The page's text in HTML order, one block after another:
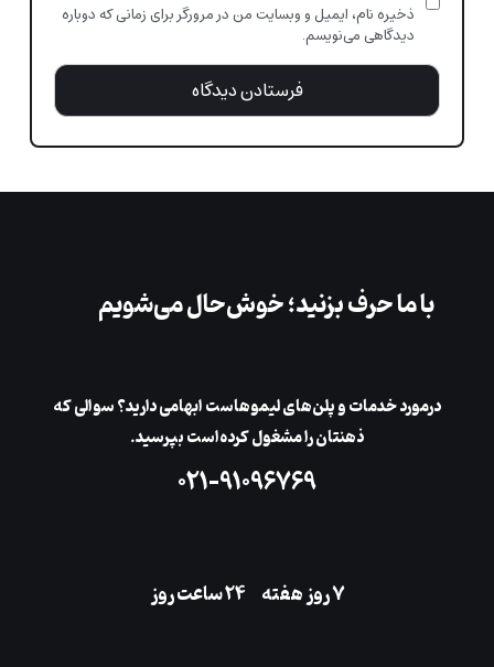
ذخیره نام، ایمیل و وبسایت من در مرورگر برای زمانی که دوباره
دیدگاهی می‌نویسم.
با ما حرف بزنید؛ خوش‌حال می‌شویم
در‌مورد خدمات و پلن‌های لیمو‌هاست ابهامی دارید؟ سوالی که
ذهنتان را مشغول کرده‌است بپرسید.
۰۲۱-۹۱۰۹۶۷۶۹
۷ روز هفته ‌۲۴ ساعت روز